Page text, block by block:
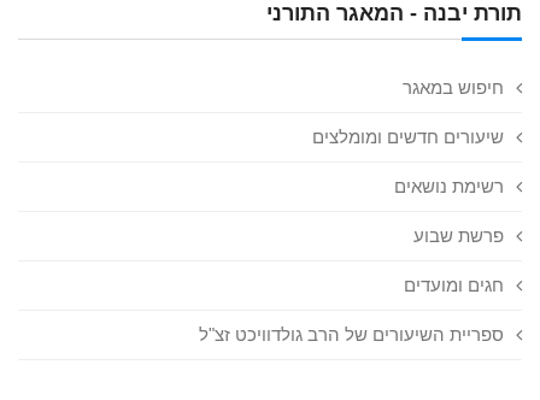
תורת יבנה - המאגר התורני
חיפוש במאגר
שיעורים חדשים ומומלצים
רשימת נושאים
פרשת שבוע
חגים ומועדים
ספריית השיעורים של הרב גולדוויכט זצ"ל